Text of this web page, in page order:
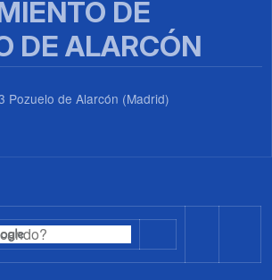
DE
DE ALARCÓN
Pozuelo de Alarcón (Madrid)